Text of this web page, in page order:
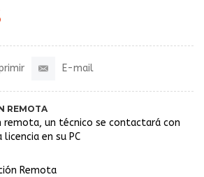
E-mail
REMOTA
remota, un técnico se contactará con
en su PC
Remota